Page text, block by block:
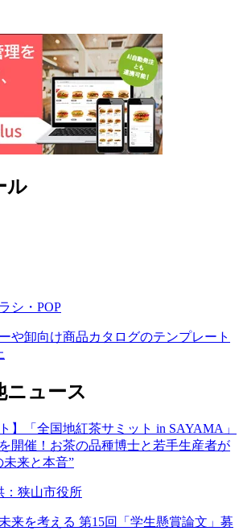
ル
シ・POP
や卸向け商品カタログのテンプレート
ニュース
】「全国地紅茶サミット in SAYAMA」
開催！お茶の品種博士と若手生産者が
未来と本音”
：狭山市役所
来を考える 第15回「学生懸賞論文」募